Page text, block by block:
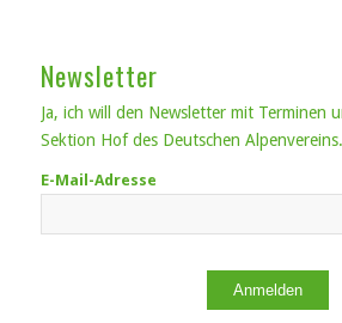
Newsletter
Ja, ich will den Newsletter mit Terminen
Sektion Hof des Deutschen Alpenvereins.
E-Mail-Adresse
Anmelden